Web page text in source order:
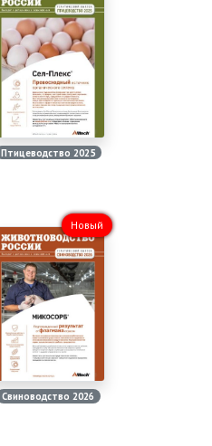
Птицеводство 2025
Свиноводство 2026
Новый